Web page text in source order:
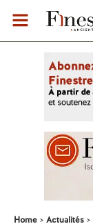
Home Actualités